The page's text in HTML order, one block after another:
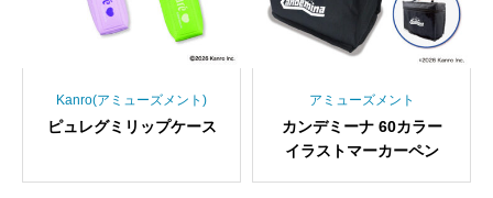
Kanro(アミューズメント)
ピュレグミリップケース
アミューズメント
カンデミーナ 60カラー
イラストマーカーペン